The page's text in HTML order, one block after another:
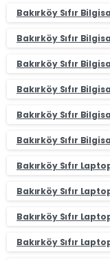
Bakırköy Sıfır
Bakırköy Sıfır
Bakırköy Sıfır
Bakırköy Sıfır
Bakırköy Sıfır
Bakırköy Sıfır
Bakırköy Sıfır
Bakırköy Sıfır
Bakırköy Sıfır
Bakırköy Sıfır